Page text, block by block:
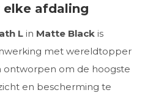
afdaling
L in Matte Black is
met wereldtopper
ontworpen om de hoogste
en bescherming te